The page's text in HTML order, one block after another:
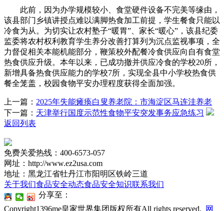
此前，因为办学规模较小、食堂硬件设备不完美等缘由，
该县部门乡镇讲授点难以满脚热食加工前提，学生餐食只能以
冷食为从。为切实让农村塾子“暖胃”、家长“暖心”，该县纪委
监委将农村权利教育学生养分改善打算列为沉点监视事项，全
力督促相关本能机能部分，鞭策校外配餐冷食供应向自有食堂
热食供应升级。本年以来，已成功撤并供应冷食的学校20所，
新增具备热食供应能力的学校7所，实现全县中小学校热食供
餐全笼盖，校园食物平安办理程度获得全面加强。
上一篇： 2025年失能瘫痪白叟养老院：市海淀区马连洼养老
下一篇： 天津举行国度示范性食物平安突发事务应急练习
返回列表
免费关爱热线：400-6573-057
网址：http://www.ez2usa.com
地址：黑龙江省牡丹江市阳明区铁岭三道
关于我们食品安全动态食品安全知识联系我们
分享至：
Copyright1396me皇家世界集团版权所有All rights reserved.
网